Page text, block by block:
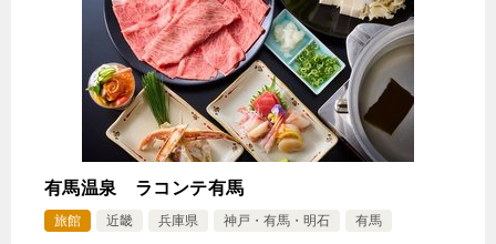
有馬温泉 ラコンテ有馬
旅館 近畿 兵庫県 神戸・有馬・明石 有馬